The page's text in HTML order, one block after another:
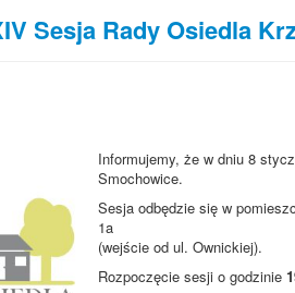
Sesja Rady Osiedla
Informujemy, że w dniu 8
Smochowice.
Sesja odbędzie się w
1a
(wejście od ul. Ownickiej).
Rozpoczęcie sesji o godzinie